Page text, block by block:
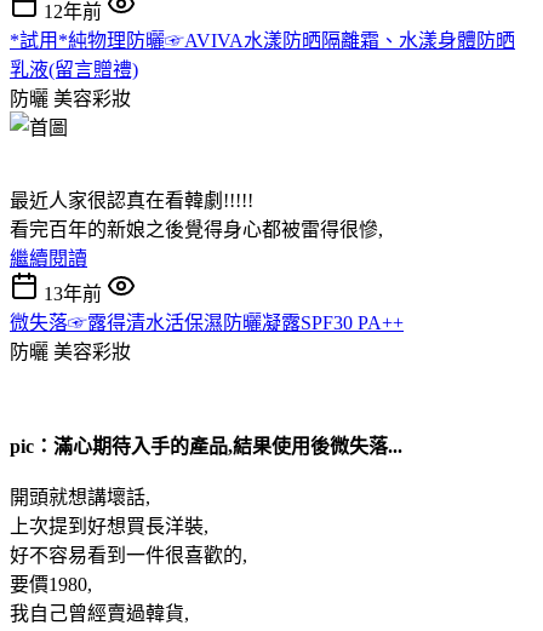
12年前
*試用*純物理防曬☞AVIVA水漾防晒隔離霜、水漾身體防晒
乳液(留言贈禮)
防曬 美容彩妝
最近人家很認真在看韓劇!!!!!
看完百年的新娘之後覺得身心都被雷得很慘,
繼續閱讀
13年前
微失落☞露得清水活保濕防曬凝露SPF30 PA++
防曬 美容彩妝
pic：滿心期待入手的產品,結果使用後微失落...
開頭就想講壞話,
上次提到好想買長洋裝,
好不容易看到一件很喜歡的,
要價1980,
我自己曾經賣過韓貨,